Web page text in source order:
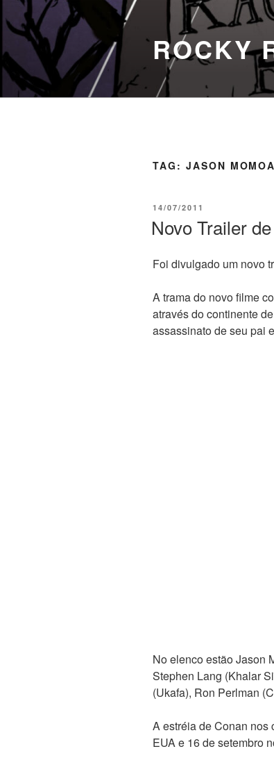
Pular
para
conteúdo
ROCKY
TAG: JASON MOMOA
PUBLICADO
14/07/2011
Novo Trailer
Foi divulgado um novo
A trama do novo filme
através do continente
assassinato de seu pai
No elenco estão Jason
Stephen Lang (Khalar
(Ukafa), Ron Perlman
A estréia de Conan nos
EUA e 16 de setembro